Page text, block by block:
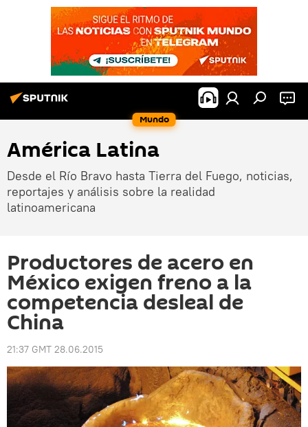
Mundo
América Latina
Desde el Río Bravo hasta Tierra del Fuego, noticias,
reportajes y análisis sobre la realidad
latinoamericana
Productores de acero en
México exigen freno a la
competencia desleal de
China
21:37 GMT 28.06.2015